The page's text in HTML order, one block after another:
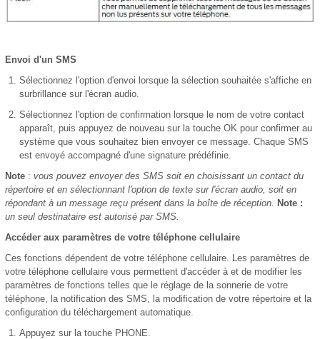
Envoi d'un SMS
Sélectionnez l'option d'envoi lorsque la sélection souhaitée s'affiche en
surbrillance sur l'écran audio.
Sélectionnez l'option de confirmation lorsque le nom de votre contact
apparaît, puis appuyez de nouveau sur la touche OK pour confirmer au
système que vous souhaitez bien envoyer ce message. Chaque SMS
est envoyé accompagné d'une signature prédéfinie.
Note : vous pouvez envoyer des SMS soit en choisissant un contact du
répertoire et en sélectionnant l'option de texte sur l'écran audio, soit en
répondant à un message reçu présent dans la boîte de réception.
Note :
un seul destinataire est autorisé par SMS.
Accéder aux paramètres de votre téléphone cellulaire
Ces fonctions dépendent de votre téléphone cellulaire. Les paramètres de
votre téléphone cellulaire vous permettent d'accéder à et de modifier les
paramètres de fonctions telles que le réglage de la sonnerie de votre
téléphone, la notification des SMS, la modification de votre répertoire et la
configuration du téléchargement automatique.
Appuyez sur la touche PHONE.